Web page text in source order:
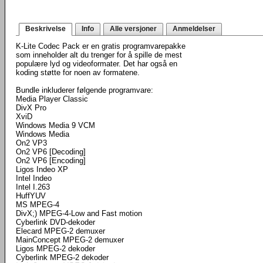
Beskrivelse Info Alle versjoner Anmeldelser
K-Lite Codec Pack er en gratis programvarepakke
som inneholder alt du trenger for å spille de mest
populære lyd og videoformater. Det har også en
koding støtte for noen av formatene.
Bundle inkluderer følgende programvare:
Media Player Classic
DivX Pro
XviD
Windows Media 9 VCM
Windows Media
On2 VP3
On2 VP6 [Decoding]
On2 VP6 [Encoding]
Ligos Indeo XP
Intel Indeo
Intel I.263
HuffYUV
MS MPEG-4
DivX;) MPEG-4-Low and Fast motion
Cyberlink DVD-dekoder
Elecard MPEG-2 demuxer
MainConcept MPEG-2 demuxer
Ligos MPEG-2 dekoder
Cyberlink MPEG-2 dekoder